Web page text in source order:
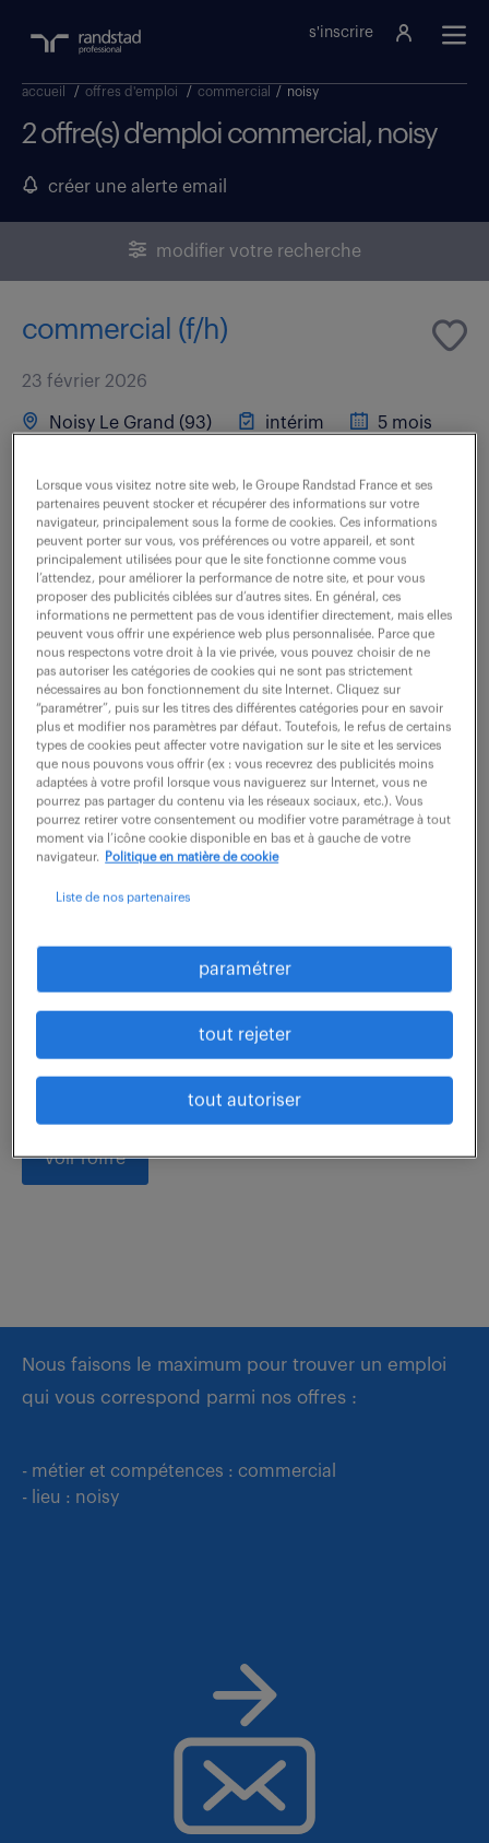
s'inscrire
accueil / offres d'emploi / commercial / noisy
2 offre(s) d'emploi commercial, noisy
créer une alerte email
modifier votre recherche
commercial (f/h)
23 février 2026
Noisy Le Grand (93) intérim
5 mois
Comment une carrière de Chargé d'appui
commercial (F/H) pourrait-elle enrichir votre
développement professionnel ? Au sein de notre
équipe dédiée, vous développerez des relations
clients en...
voir l'offre
conseiller(e) commercial(e) h/f
9 février 2026
Noisy Le Grand (93)
Quelle contribution apporterez-vous en tant que
dynamique ? Au sein de notre client DIAC Location,
vous assurerez la gestion administrative et...
voir l'offre
Nous faisons le maximum pour trouver un emploi
qui vous correspond parmi nos offres :
- métier et compétences : commercial
- lieu : noisy
Lorsque vous visitez notre site web, le Groupe Randstad France et ses
partenaires peuvent stocker et récupérer des informations sur votre
navigateur, principalement sous la forme de cookies. Ces informations
peuvent porter sur vous, vos préférences ou votre appareil, et sont
principalement utilisées pour que le site fonctionne comme vous
l’attendez, pour améliorer la performance de notre site, et pour vous
proposer des publicités ciblées sur d’autres sites. En général, ces
informations ne permettent pas de vous identifier directement, mais elles
peuvent vous offrir une expérience web plus personnalisée. Parce que
nous respectons votre droit à la vie privée, vous pouvez choisir de ne
pas autoriser les catégories de cookies qui ne sont pas strictement
nécessaires au bon fonctionnement du site Internet. Cliquez sur
“paramétrer”, puis sur les titres des différentes catégories pour en savoir
plus et modifier nos paramètres par défaut. Toutefois, le refus de certains
types de cookies peut affecter votre navigation sur le site et les services
que nous pouvons vous offrir (ex : vous recevrez des publicités moins
adaptées à votre profil lorsque vous naviguerez sur Internet, vous ne
pourrez pas partager du contenu via les réseaux sociaux, etc.). Vous
pourrez retirer votre consentement ou modifier votre paramétrage à tout
moment via l’icône cookie disponible en bas et à gauche de votre
navigateur.
Politique en matière de cookie
Liste de nos partenaires
paramétrer
tout rejeter
tout autoriser